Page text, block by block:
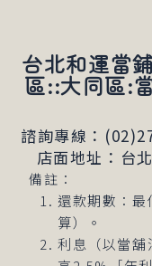
台北和運當
區::大同區:
諮詢專線：
店面地址：台
備註：
還款期數：
算）。
利息（以當舖